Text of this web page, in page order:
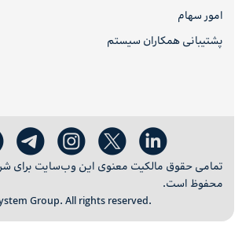
امور سهام
پشتیبانی همکاران سیستم
تمامی حقوق مالکیت معنوی این وب‌سایت برای
محفوظ است.
Group. All rights reserved.